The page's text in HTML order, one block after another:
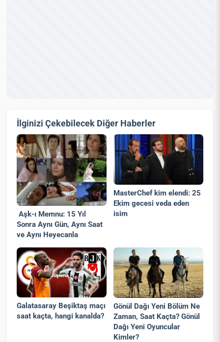
İlginizi Çekebilecek Diğer Haberler
Aşk-ı Memnu: 15 Yıl
Sonra Aynı Gün, Aynı Saat
ve Aynı Heyecanla
MasterChef kim elendi: 25
Ekim gecesi veda eden
isim
Galatasaray Beşiktaş maçı
saat kaçta, hangi kanalda?
Gönül Dağı Yeni Bölüm Ne
Zaman, Saat Kaçta? Gönül
Dağı Yeni Oyuncular
Kimler?